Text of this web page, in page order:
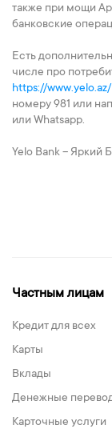
также при мощи
банковские
Есть
числе про
https://
номеру 981 или
или Whatsapp.
Yelo Bank – Яркий
Частным лицам
Кредит для всех
Карты
Вклады
Денежные
Карточные услуги